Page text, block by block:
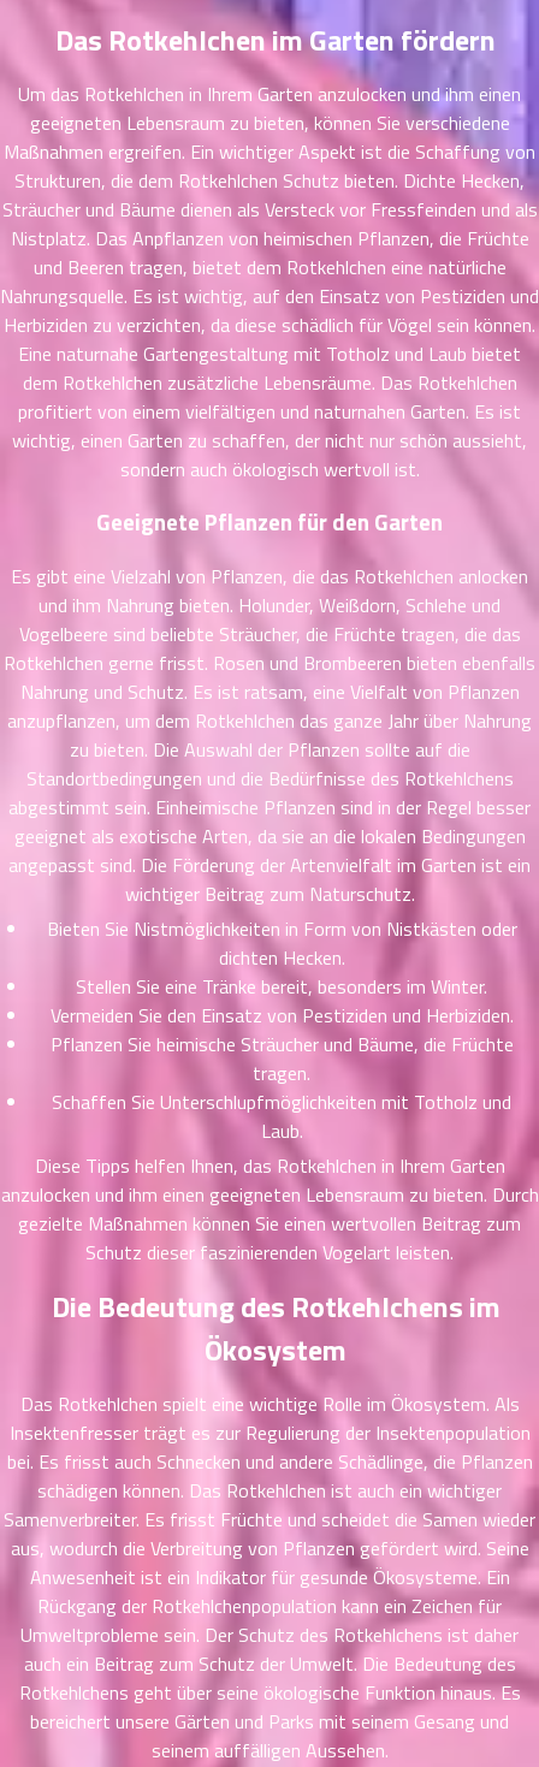
Das Rotkehlchen im Garten fördern
Um das Rotkehlchen in Ihrem Garten anzulocken und ihm einen
geeigneten Lebensraum zu bieten, können Sie verschiedene
Maßnahmen ergreifen. Ein wichtiger Aspekt ist die Schaffung von
Strukturen, die dem Rotkehlchen Schutz bieten. Dichte Hecken,
Sträucher und Bäume dienen als Versteck vor Fressfeinden und als
Nistplatz. Das Anpflanzen von heimischen Pflanzen, die Früchte
und Beeren tragen, bietet dem Rotkehlchen eine natürliche
Nahrungsquelle. Es ist wichtig, auf den Einsatz von Pestiziden und
Herbiziden zu verzichten, da diese schädlich für Vögel sein können.
Eine naturnahe Gartengestaltung mit Totholz und Laub bietet
dem Rotkehlchen zusätzliche Lebensräume. Das Rotkehlchen
profitiert von einem vielfältigen und naturnahen Garten. Es ist
wichtig, einen Garten zu schaffen, der nicht nur schön aussieht,
sondern auch ökologisch wertvoll ist.
Geeignete Pflanzen für den Garten
Es gibt eine Vielzahl von Pflanzen, die das Rotkehlchen anlocken
und ihm Nahrung bieten. Holunder, Weißdorn, Schlehe und
Vogelbeere sind beliebte Sträucher, die Früchte tragen, die das
Rotkehlchen gerne frisst. Rosen und Brombeeren bieten ebenfalls
Nahrung und Schutz. Es ist ratsam, eine Vielfalt von Pflanzen
anzupflanzen, um dem Rotkehlchen das ganze Jahr über Nahrung
zu bieten. Die Auswahl der Pflanzen sollte auf die
Standortbedingungen und die Bedürfnisse des Rotkehlchens
abgestimmt sein. Einheimische Pflanzen sind in der Regel besser
geeignet als exotische Arten, da sie an die lokalen Bedingungen
angepasst sind. Die Förderung der Artenvielfalt im Garten ist ein
wichtiger Beitrag zum Naturschutz.
Bieten Sie Nistmöglichkeiten in Form von Nistkästen oder
dichten Hecken.
Stellen Sie eine Tränke bereit, besonders im Winter.
Vermeiden Sie den Einsatz von Pestiziden und Herbiziden.
Pflanzen Sie heimische Sträucher und Bäume, die Früchte
tragen.
Schaffen Sie Unterschlupfmöglichkeiten mit Totholz und
Laub.
Diese Tipps helfen Ihnen, das Rotkehlchen in Ihrem Garten
anzulocken und ihm einen geeigneten Lebensraum zu bieten. Durch
gezielte Maßnahmen können Sie einen wertvollen Beitrag zum
Schutz dieser faszinierenden Vogelart leisten.
Die Bedeutung des Rotkehlchens im
Ökosystem
Das Rotkehlchen spielt eine wichtige Rolle im Ökosystem. Als
Insektenfresser trägt es zur Regulierung der Insektenpopulation
bei. Es frisst auch Schnecken und andere Schädlinge, die Pflanzen
schädigen können. Das Rotkehlchen ist auch ein wichtiger
Samenverbreiter. Es frisst Früchte und scheidet die Samen wieder
aus, wodurch die Verbreitung von Pflanzen gefördert wird. Seine
Anwesenheit ist ein Indikator für gesunde Ökosysteme. Ein
Rückgang der Rotkehlchenpopulation kann ein Zeichen für
Umweltprobleme sein. Der Schutz des Rotkehlchens ist daher
auch ein Beitrag zum Schutz der Umwelt. Die Bedeutung des
Rotkehlchens geht über seine ökologische Funktion hinaus. Es
bereichert unsere Gärten und Parks mit seinem Gesang und
seinem auffälligen Aussehen.
ตอน
ที่
32
ตอน
ที่
ม
33
ตอน
ที่
34
ตอน
ที่
ม
36
ตอน
ที่
ม
37
ตอน
38
ตอน
ที่
ม
ตอน
ม
ตอน
ธ์
42
44
ตอน
ธ์
ตอน
ที่
46
ตอน
ที่